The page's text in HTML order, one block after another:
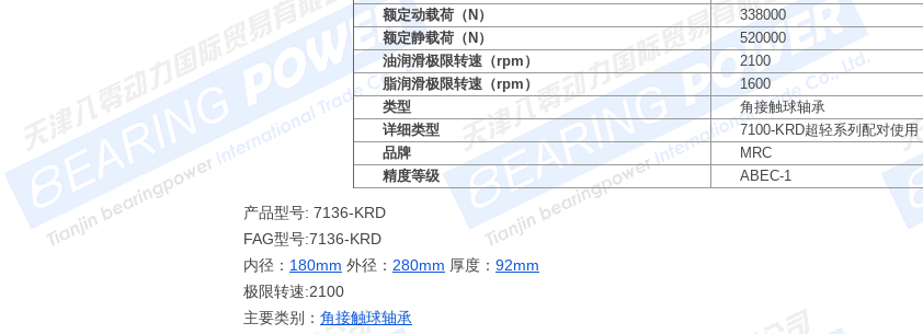
额定动载荷（N）
338000
额定静载荷（N）
520000
油润滑极限转速（rpm）
2100
脂润滑极限转速（rpm）
1600
类型
角接触球轴承
详细类型
7100-KRD超轻系列配对使用
品牌
MRC
精度等级
ABEC-1
产品型号: 7136-KRD
FAG型号:7136-KRD
内径： 180mm 外径： 280mm 厚度： 92mm
极限转速:2100
主要类别： 角接触球轴承